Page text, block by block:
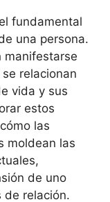
fundamental
una persona.
manifestarse
relacionan
vida y sus
estos
las
moldean las
de uno
de relación.